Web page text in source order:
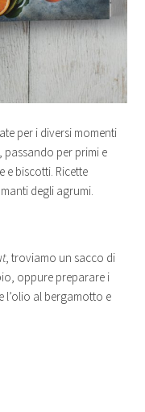
per i diversi momenti
per primi e
e biscotti. Ricette
degli agrumi.
, troviamo un sacco di
oppure preparare i
al bergamotto e